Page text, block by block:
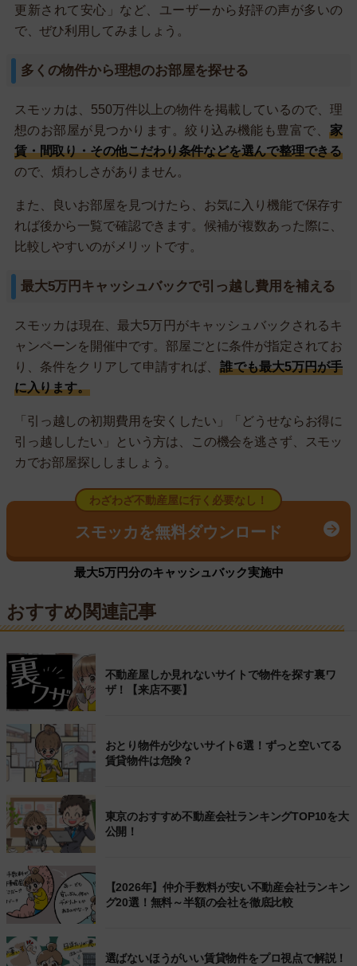
更新されて安心」など、ユーザーから好評の声が多いの
で、ぜひ利用してみましょう。
多くの物件から理想のお部屋を探せる
スモッカは、550万件以上の物件を掲載しているので、理
想のお部屋が見つかります。絞り込み機能も豊富で、家
賃・間取り・その他こだわり条件などを選んで整理できる
ので、煩わしさがありません。
また、良いお部屋を見つけたら、お気に入り機能で保存す
れば後から一覧で確認できます。候補が複数あった際に、
比較しやすいのがメリットです。
最大5万円キャッシュバックで引っ越し費用を補える
スモッカは現在、最大5万円がキャッシュバックされるキ
ャンペーンを開催中です。部屋ごとに条件が指定されてお
り、条件をクリアして申請すれば、誰でも最大5万円が手
に入ります。
「引っ越しの初期費用を安くしたい」「どうせならお得に
引っ越ししたい」という方は、この機会を逃さず、スモッ
カでお部屋探ししましょう。
わざわざ不動産屋に行く必要なし！
スモッカを無料ダウンロード
最大5万円分のキャッシュバック実施中
おすすめ関連記事
不動産屋しか見れないサイトで物件を探す裏ワ
ザ！【来店不要】
おとり物件が少ないサイト6選！ずっと空いてる
賃貸物件は危険？
東京のおすすめ不動産会社ランキングTOP10を大
公開！
【2026年】仲介手数料が安い不動産会社ランキン
グ20選！無料～半額の会社を徹底比較
選ばないほうがいい賃貸物件をプロ視点で解説！